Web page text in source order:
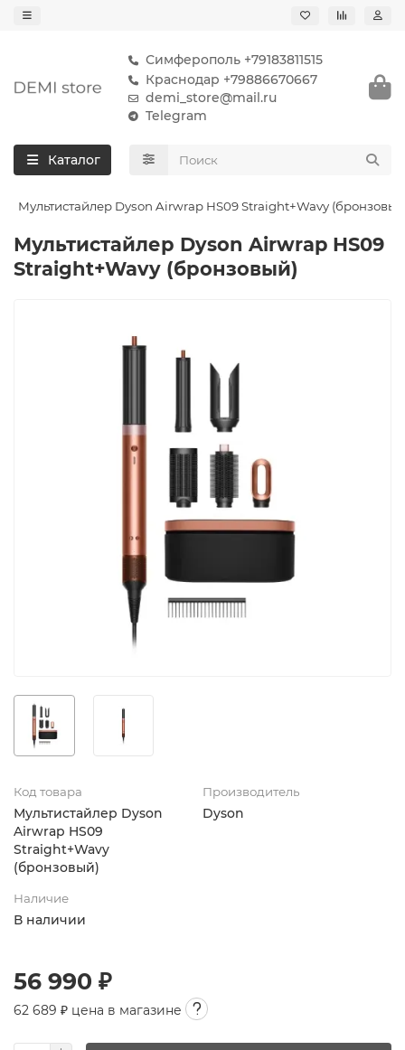
Симферополь +79183811515
Краснодар +79886670667
demi_store@mail.ru
Telegram
Каталог
Мультистайлер Dyson Airwrap HS09 Straight+Wavy
Мультистайлер Dyson Airwrap HS09
Straight+Wavy (бронзовый)
Код товара
Мультистайлер Dyson
Airwrap HS09
Straight+Wavy
(бронзовый)
Производитель
Dyson
Наличие
В наличии
56 990 ₽
62 689 ₽ цена в магазине